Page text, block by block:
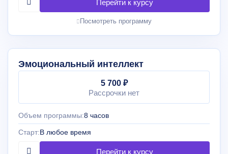
Посмотреть программу
Эмоциональный интеллект
5 700 ₽
Рассрочки нет
Объем программы:8 часов
Старт:В любое время